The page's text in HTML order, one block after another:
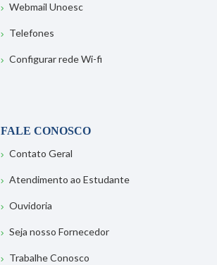
Webmail Unoesc
Telefones
Configurar rede Wi-fi
FALE CONOSCO
Contato Geral
Atendimento ao Estudante
Ouvidoria
Seja nosso Fornecedor
Trabalhe Conosco